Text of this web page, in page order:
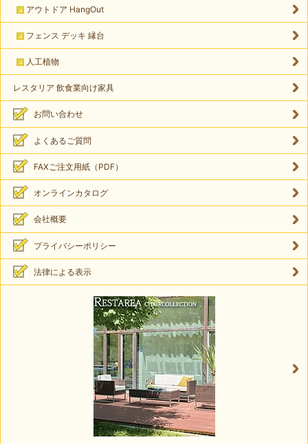
アウトドア HangOut
フェンス デッキ 縁台
人工植物
レスタリア 飲食業向け家具
お問い合わせ
よくあるご質問
FAXご注文用紙（PDF）
オンラインカタログ
会社概要
プライバシーポリシー
法律による表示